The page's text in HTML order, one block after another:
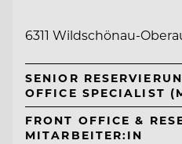
6311 Wildschönau-
SENIOR
OFFICE SPECIALIST
FRONT OFFICE &
MITARBEITER:IN